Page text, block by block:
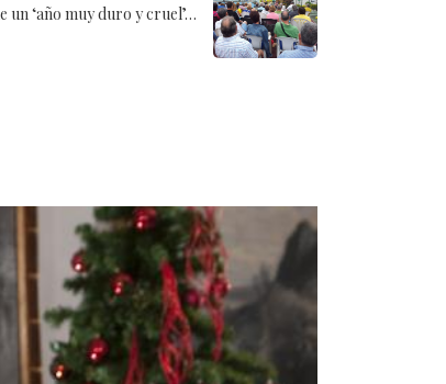
un ‘año muy duro y cruel’…